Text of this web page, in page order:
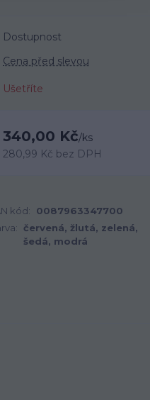
Dostupnost
Cena před slevou
Ušetříte
340,00 Kč/ks
280,99 Kč bez DPH
kód: 0087963347700
červená, žlutá, zelená,
šedá, modrá